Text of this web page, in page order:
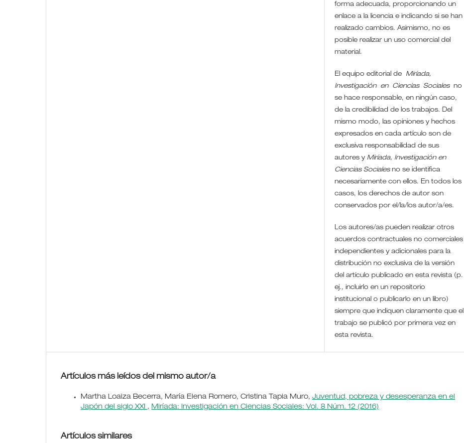
forma adecuada, proporcionando un
enlace a la licencia e indicando si se han
realizado cambios. Asimismo, no es
posible realizar un uso comercial del
material.
El equipo editorial de Miríada,
Investigación en Ciencias Sociales no
se hace responsable, en ningún caso,
de la credibilidad de los trabajos. Del
mismo modo, las opiniones y hechos
expresados en cada artículo son de
exclusiva responsabilidad de sus
autores y Miríada, Investigación en
Ciencias Socialesno se identifica
necesariamente con ellos. En todos los
casos, los derechos de autor son
conservados por el/la/los autor/a/es.
Los autores/as pueden realizar otros
acuerdos contractuales no comerciales
independientes y adicionales para la
distribución no exclusiva de la versión
del artículo publicado en esta revista (p.
ej., incluirlo en un repositorio
institucional o publicarlo en un libro)
siempre que indiquen claramente que el
trabajo se publicó por primera vez en
esta revista.
Artículos más leídos del mismo autor/a
Martha Loaiza Becerra, María Elena Romero, Cristina Tapia Muro, Juventud, pobreza y desesperanza en el
Japón del siglo XXI , Miríada: Investigación en Ciencias Sociales: Vol. 8 Núm. 12 (2016)
Artículos similares